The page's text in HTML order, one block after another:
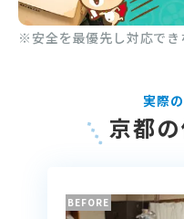
※安全を最優先し対応でき
実際
京都
BEFORE